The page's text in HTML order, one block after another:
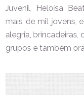
Juvenil, Heloísa
mais de mil jovens,
alegria, brincadeiras,
grupos e também